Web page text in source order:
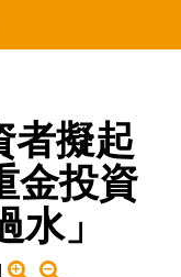
者擬起
金投資
」
|